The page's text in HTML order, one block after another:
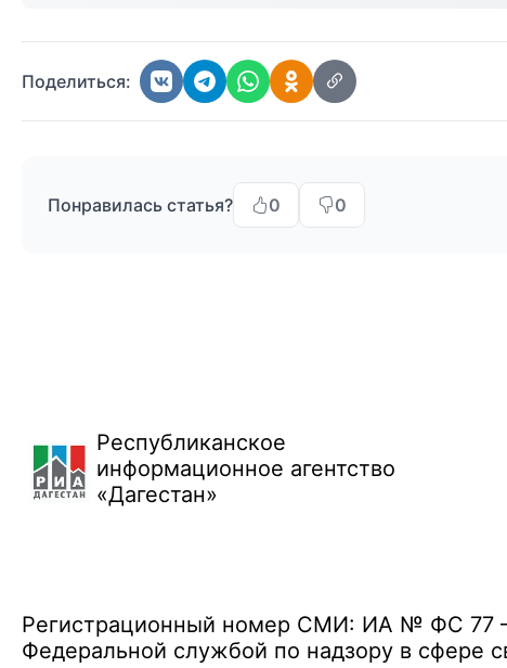
Поделиться:
Понравилась статья? 0 0
Республиканское
информационное агентство
«Дагестан»
Регистрационный номер СМИ: ИА № ФС 77 –
Федеральной службой по надзору в сфере